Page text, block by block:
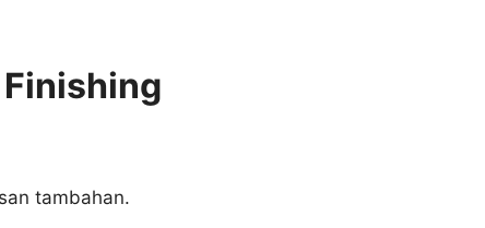
tambahan.